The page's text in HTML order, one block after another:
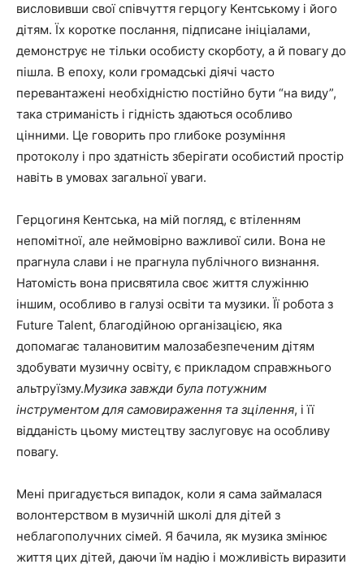
висловивши свої співчуття герцогу Кентському і його
дітям. Їх коротке послання, підписане ініціалами,
демонструє не тільки особисту скорботу, а й повагу до
пішла. В епоху, коли громадські діячі часто
перевантажені необхідністю постійно бути “на виду”,
така стриманість і гідність здаються особливо
цінними. Це говорить про глибоке розуміння
протоколу і про здатність зберігати особистий простір
навіть в умовах загальної уваги.
Герцогиня Кентська, на мій погляд, є втіленням
непомітної, але неймовірно важливої сили. Вона не
прагнула слави і не прагнула публічного визнання.
Натомість вона присвятила своє життя служінню
іншим, особливо в галузі освіти та музики. Її робота з
Future Talent, благодійною організацією, яка
допомагає талановитим малозабезпеченим дітям
здобувати музичну освіту, є прикладом справжнього
альтруїзму.Музика завжди була потужним
інструментом для самовираження та зцілення, і її
відданість цьому мистецтву заслуговує на особливу
повагу.
Мені пригадується випадок, коли я сама займалася
волонтерством в музичній школі для дітей з
неблагополучних сімей. Я бачила, як музика змінює
життя цих дітей, даючи їм надію і можливість виразити